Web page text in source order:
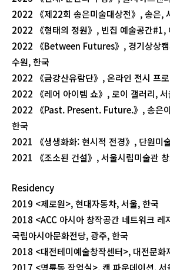
2022 《제22회 송은미술대상전》, 송은,
2022 《형태의 정원》, 빈집 예술공간#1,
2022 《Between Futures》, 경기상상
수원, 한국
2022 《금강산유람단》, 온라인 전시 프
2022 《레어 아이템 쇼》, 로이 갤러리, 서
2022 《Past. Present. Future.》, 송은
한국
2021 《생생화화: 현시적 전경》, 단원미
2021 《조소된 건설》, 서울시립미술관
Residency
2019 <제로원>, 현대자동차, 서울, 한국
2018 <ACC 아시아 창작공간 네트워크 레
국립아시아문화전당, 광주, 한국
2018 <대전테미예술창작센터>, 대전문화
2017 <명륜동 작업실>, 캔 파운데이션, 서